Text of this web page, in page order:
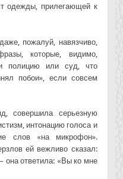
одежды, прилегающей к
пожалуй, навязчиво,
которые, видимо,
полицию или суд, что
побои», если совсем
совершила серьезную
интонацию голоса и
слов «на микрофон».
ей вежливо сказал:
она ответила: «Вы ко мне